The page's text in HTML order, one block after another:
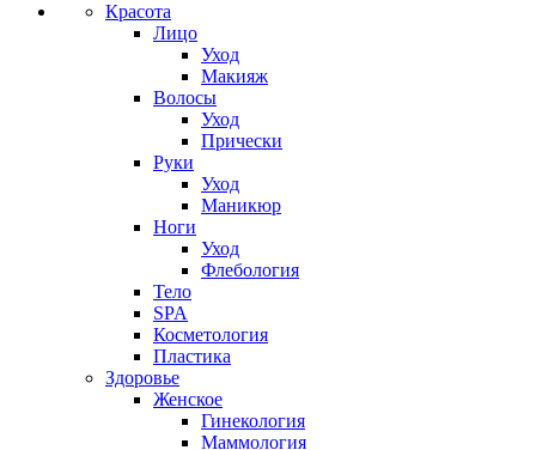
Красота
Лицо
Уход
Макияж
Волосы
Уход
Прически
Руки
Уход
Маникюр
Ноги
Уход
Флебология
Тело
SPA
Косметология
Пластика
Здоровье
Женское
Гинекология
Маммология